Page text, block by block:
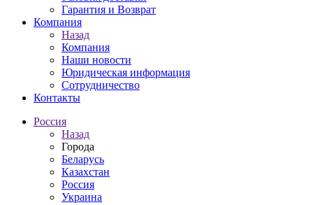
Гарантия и Возврат
Компания
Назад
Компания
Наши новости
Юридическая информация
Сотрудничество
Контакты
Россия
Назад
Города
Беларусь
Казахстан
Россия
Украина